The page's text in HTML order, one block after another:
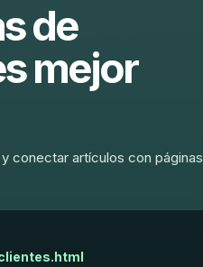
de
mejor
conectar artículos con páginas